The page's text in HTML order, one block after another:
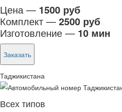
Цена — 1500 руб
Комплект — 2500 руб
Изготовление — 10 мин
Заказать
Таджикистана
Всех типов